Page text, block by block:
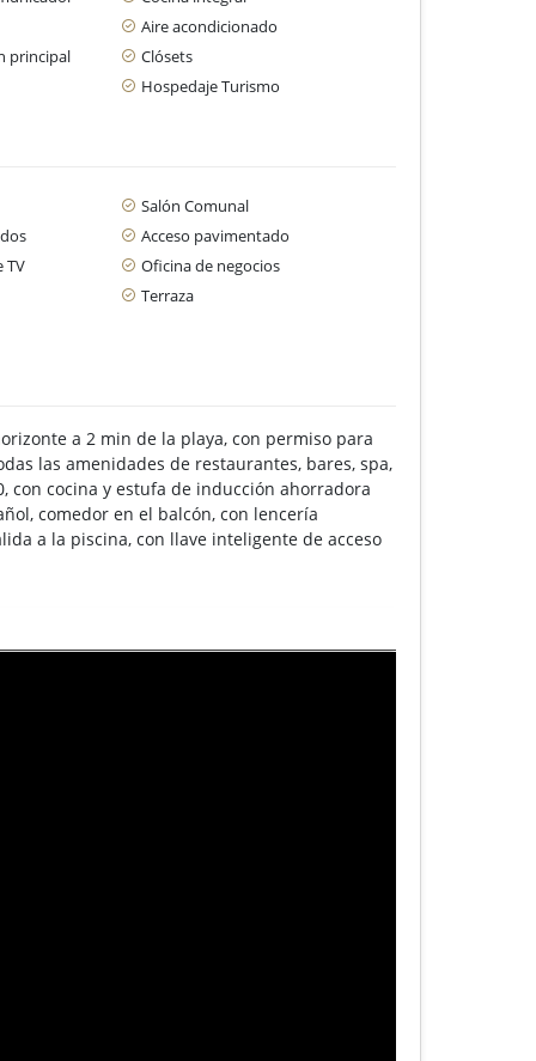
Aire acondicionado
principal
Clósets
Hospedaje Turismo
Salón Comunal
Acceso pavimentado
TV
Oficina de negocios
Terraza
a 2 min de la playa, con permiso para
las amenidades de restaurantes, bares, spa,
con cocina y estufa de inducción ahorradora
comedor en el balcón, con lencería
a la piscina, con llave inteligente de acceso